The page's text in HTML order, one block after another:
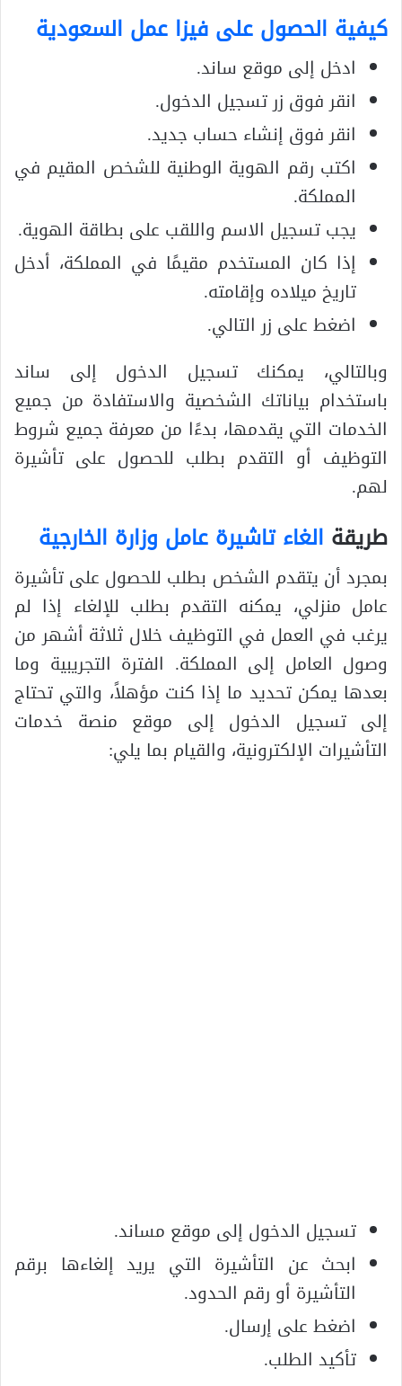
كيفية الحصول على فيزا عمل السعودية
ادخل إلى موقع ساند.
انقر فوق زر تسجيل الدخول.
انقر فوق إنشاء حساب جديد.
اكتب رقم الهوية الوطنية للشخص المقيم في
المملكة.
يجب تسجيل الاسم واللقب على بطاقة الهوية.
إذا كان المستخدم مقيمًا في المملكة، أدخل
تاريخ ميلاده وإقامته.
اضغط على زر التالي.
وبالتالي، يمكنك تسجيل الدخول إلى ساند
باستخدام بياناتك الشخصية والاستفادة من جميع
الخدمات التي يقدمها، بدءًا من معرفة جميع شروط
التوظيف أو التقدم بطلب للحصول على تأشيرة
لهم.
طريقة الغاء تاشيرة عامل وزارة الخارجية
بمجرد أن يتقدم الشخص بطلب للحصول على تأشيرة
عامل منزلي، يمكنه التقدم بطلب للإلغاء إذا لم
يرغب في العمل في التوظيف خلال ثلاثة أشهر من
وصول العامل إلى المملكة. الفترة التجريبية وما
بعدها يمكن تحديد ما إذا كنت مؤهلاً، والتي تحتاج
إلى تسجيل الدخول إلى موقع منصة خدمات
التأشيرات الإلكترونية، والقيام بما يلي:
تسجيل الدخول إلى موقع مساند.
ابحث عن التأشيرة التي يريد إلغاءها برقم
التأشيرة أو رقم الحدود.
اضغط على إرسال.
تأكيد الطلب.